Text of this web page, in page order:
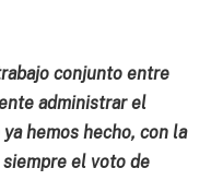
conjunto entre
administrar el
hemos hecho, con la
el voto de